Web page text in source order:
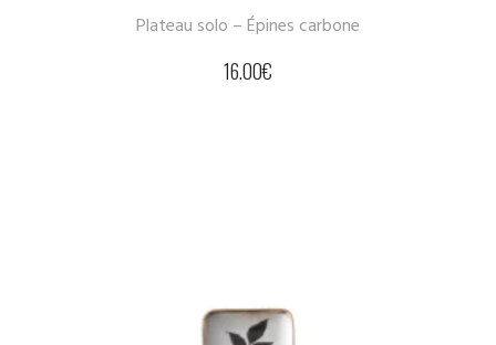
Plateau solo – Épines carbone
16.00€